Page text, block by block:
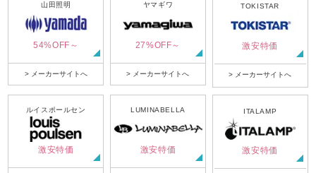
山田照明
54%OFF～
> メーカーサイトへ
ヤマギワ
27%OFF～
> メーカーサイトへ
TOKISTAR
激安特価
> メーカーサイトへ
ルイスポールセン
激安特価
LUMINABELLA
激安特価
ITALAMP
激安特価